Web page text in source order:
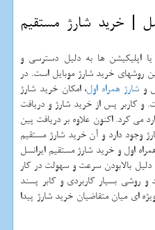
| خرید شارژ مستقیم
اپلیکیشن ها به دلیل دسترسی و
ترین روشهای خرید شارژ موبایل است. در
وشارژ همراه اول، امکان خرید شارژ
و کاربر پس از خرید شارژ و دریافت
می کرد. اکنون علاوه بر دریافت پین
وجود دارد و آن خرید شارژ مستقیم
اول و خرید شارژ مستقیم ایرانسل
بالابودن سرعت و سهولت در کار
روشی بسیار کاربردی و کابر پسند
ای میان متقاضیان خرید شارژ پیدا